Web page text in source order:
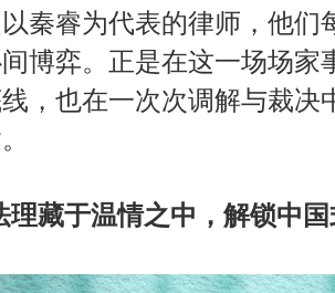
秦睿为代表的律师，他们
间博弈。正是在这一场场
，也在一次次调解与裁决
理藏于温情之中，解锁中